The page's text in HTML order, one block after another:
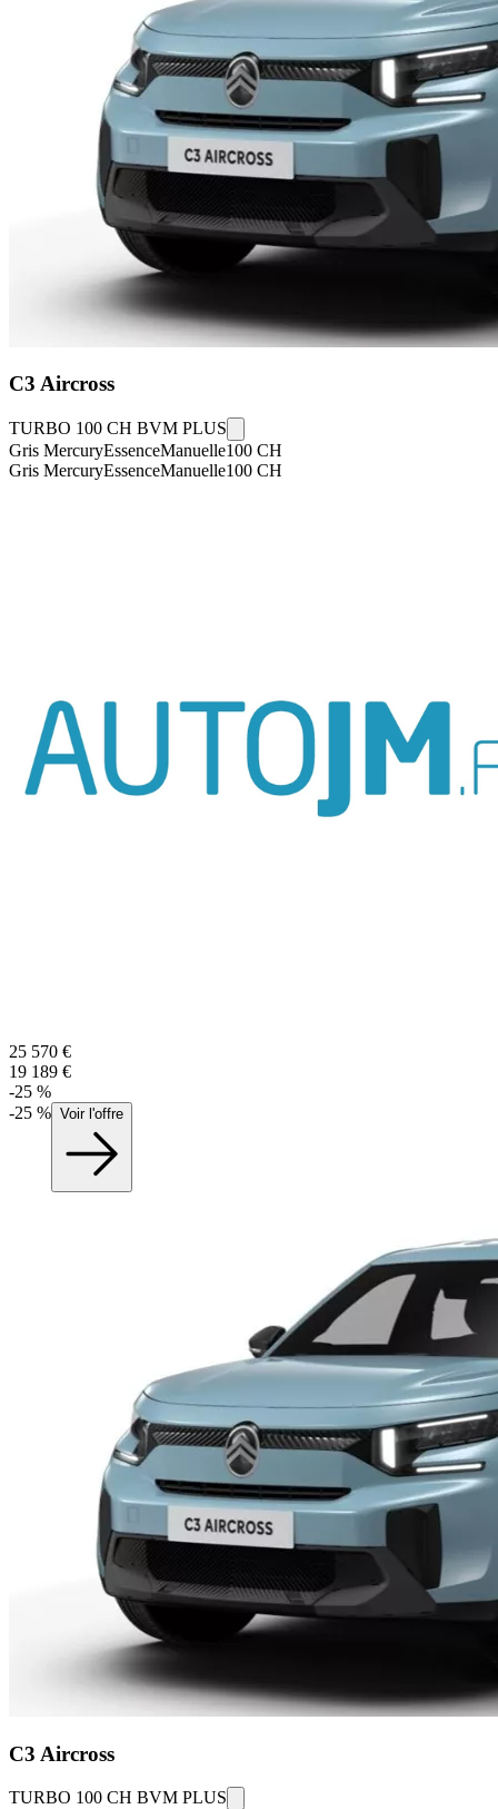
C3 Aircross
TURBO 100 CH BVM PLUS
Gris MercuryEssenceManuelle100 CH
Gris MercuryEssenceManuelle100 CH
25 570 €
19 189 €
-25 %
-25 % Voir l'offre
C3 Aircross
TURBO 100 CH BVM PLUS